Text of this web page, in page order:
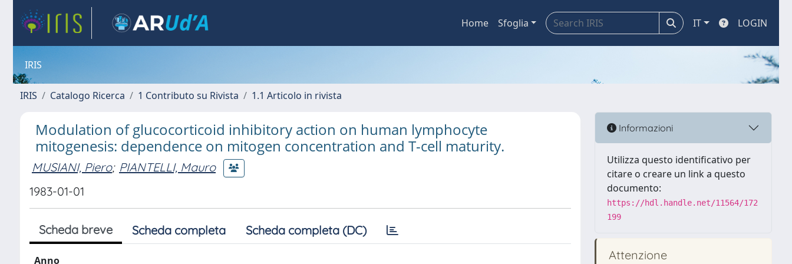
Home Sfoglia IT LOGIN
IRIS
IRIS Catalogo Ricerca 1 Contributo su Rivista 1.1 Articolo in rivista
Modulation of glucocorticoid inhibitory action on human lymphocyte
mitogenesis: dependence on mitogen concentration and T-cell maturity.
MUSIANI, Piero; PIANTELLI, Mauro
1983-01-01
Scheda breve Scheda completa Scheda completa (DC)
Anno
Informazioni
Utilizza questo identificativo per
citare o creare un link a questo
documento:
https://hdl.handle.net/11564/172
199
Attenzione